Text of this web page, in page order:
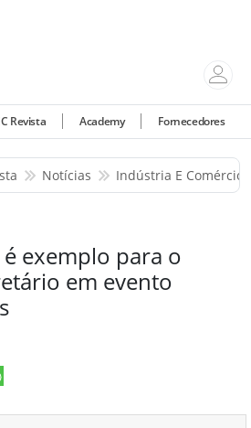
Revista Academy Fornecedores
Notícias Indústria E Comércio
é exemplo para o
em evento